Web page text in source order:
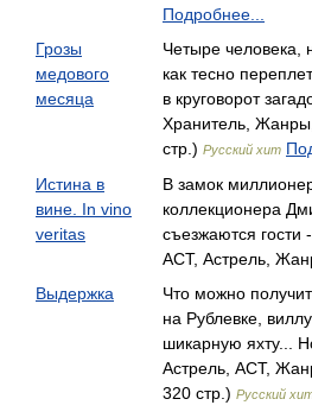
Подробнее...
Грозы
медового
месяца
Четыре человека,
как тесно
в круговорот
Хранитель,
стр.) Русский хит
Истина в
вине. In vino
veritas
В замок
коллекционера
съезжаются
АСТ, Астрель,
Выдержка
Что можно
на Рублевке,
шикарную яхту...
Астрель, АСТ,
320 стр.) Русский